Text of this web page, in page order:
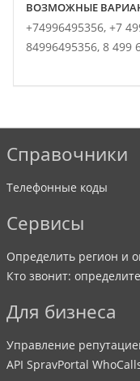
ВОЗМОЖНЫЕ
+74996495356, +7
84996495356, 8 499
Справочники
Телефонные коды
Сервисы
Определить регион и
Кто звонит:
Для бизнеса
Управление
API SpravPortal